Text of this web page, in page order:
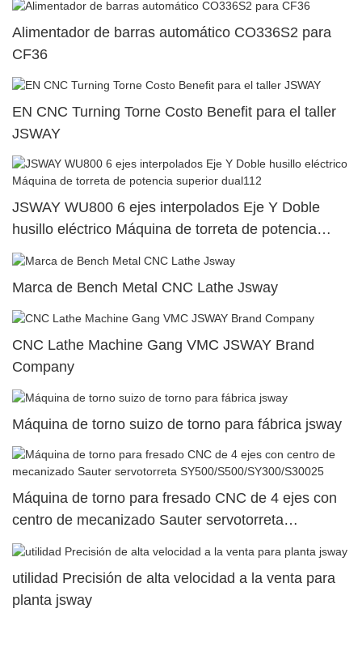
Alimentador de barras automático CO336S2 para
CF36
EN CNC Turning Torne Costo Benefit para el taller
JSWAY
JSWAY WU800 6 ejes interpolados Eje Y Doble
husillo eléctrico Máquina de torreta de potencia
superior dual112
Marca de Bench Metal CNC Lathe Jsway
CNC Lathe Machine Gang VMC JSWAY Brand
Company
Máquina de torno suizo de torno para fábrica jsway
Máquina de torno para fresado CNC de 4 ejes con
centro de mecanizado Sauter servotorreta
SY500/S500/SY300/S30025
utilidad Precisión de alta velocidad a la venta para
planta jsway